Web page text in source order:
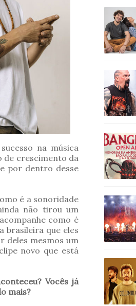
na música
de crescimento da
por dentro desse
é a sonoridade
não tirou um
como é
brasileira que eles
deles mesmos um
novo que está
Vocês já
mais?